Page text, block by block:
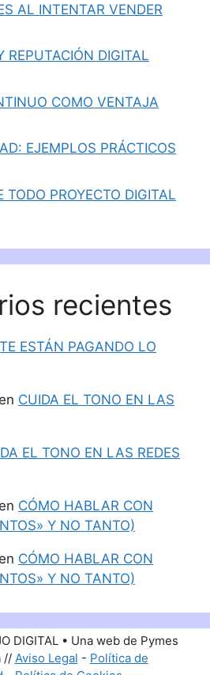
AL INTENTAR VENDER
REPUTACIÓN DIGITAL
COMO VENTAJA
EJEMPLOS PRÁCTICOS
TODO PROYECTO DIGITAL
recientes
ESTÁN PAGANDO LO
en CUIDA EL TONO EN LAS
EL TONO EN LAS REDES
en CÓMO HABLAR CON
Y NO TANTO)
en CÓMO HABLAR CON
Y NO TANTO)
DIGITAL • Una web de Pymes
// Aviso Legal - Política de